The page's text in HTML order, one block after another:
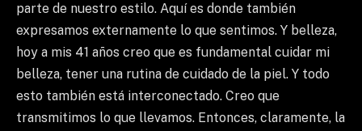
parte de nuestro estilo. Aquí es donde también
expresamos externamente lo que sentimos. Y belleza,
hoy a mis 41 años creo que es fundamental cuidar mi
belleza, tener una rutina de cuidado de la piel. Y todo
esto también está interconectado. Creo que
transmitimos lo que llevamos. Entonces, claramente, la